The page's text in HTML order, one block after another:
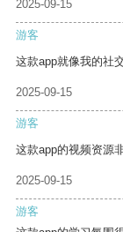
2025-09-15
游客
这款app就像我的社
2025-09-15
游客
这款app的视频资源
2025-09-15
游客